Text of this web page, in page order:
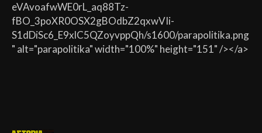
eVAvoafwWE0rL_aq88Tz-
fBO_3poXR0OSX2gBOdbZ2qxwVIi-
S1dDiSc6_E9xlC5QZoyvppQh/s1600/parapolitika.png
" alt="parapolitika" width="100%" height="151" /></a>